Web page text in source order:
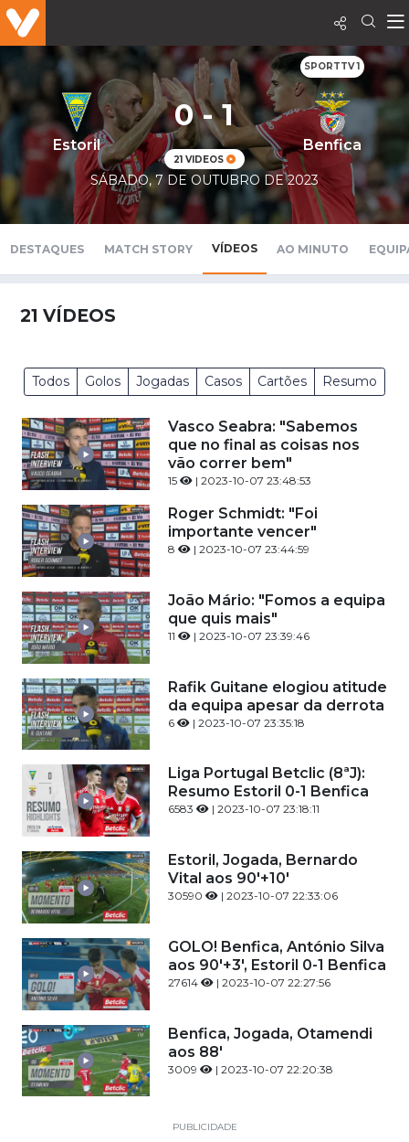
SPORTTV 1
Estoril
0 - 1
21 VIDEOS
Benfica
SÁBADO, 7 DE OUTUBRO DE 2023
DESTAQUES MATCH STORY VÍDEOS AO MINUTO
21 VÍDEOS
Todos Golos Jogadas Casos Cartões Resumo
Vasco Seabra: "Sabemos
que no final as coisas nos
vão correr bem"
15 | 2023-10-07 23:48:53
Roger Schmidt: "Foi
importante vencer"
8 | 2023-10-07 23:44:59
João Mário: "Fomos a equipa
que quis mais"
11 | 2023-10-07 23:39:46
Rafik Guitane elogiou atitude
da equipa apesar da derrota
6 | 2023-10-07 23:35:18
Liga Portugal Betclic (8ªJ):
Resumo Estoril 0-1 Benfica
6583 | 2023-10-07 23:18:11
Estoril, Jogada, Bernardo
Vital aos 90'+10'
30590 | 2023-10-07 22:33:06
GOLO! Benfica, António Silva
aos 90'+3', Estoril 0-1 Benfica
27614 | 2023-10-07 22:27:56
Benfica, Jogada, Otamendi
aos 88'
3009 | 2023-10-07 22:20:38
PUBLICIDADE